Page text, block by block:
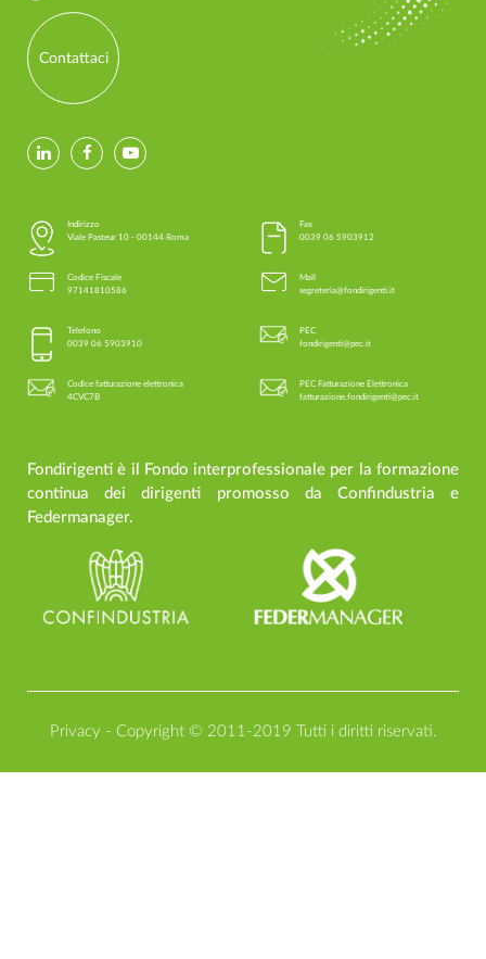
Contattaci
Fondirigenti è il Fondo interprofessionale per la formazione
continua dei dirigenti promosso da Confindustria e
Federmanager.
Indirizzo
Viale Pasteur 10 - 00144 Roma
Codice Fiscale
97141810586
Telefono
0039 06 5903910
Codice fatturazione elettronica
4CVC7B
Fax
0039 06 5903912
Mail
segreteria@fondirigenti.it
PEC
fondirigenti@pec.it
PEC Fatturazione Elettronica
fatturazione.fondirigenti@pec.it
Privacy - Copyright © 2011-2019 Tutti i diritti riservati.